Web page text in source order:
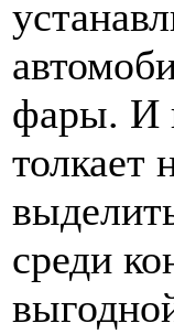
фары. И
толкает
среди